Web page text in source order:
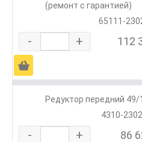
(ремонт с гарантией)
65111-
- + 112
Ä
Редуктор передний
4310-
- + 86